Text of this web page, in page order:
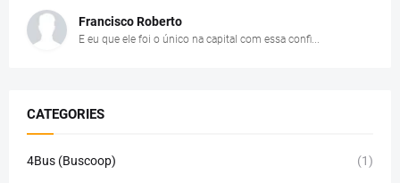
Francisco Roberto
E eu que ele foi o único na capital com essa confi...
CATEGORIES
4Bus (Buscoop) (1)